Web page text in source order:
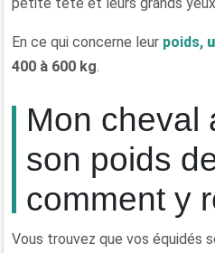
En ce qui concerne leur poids,
400 à 600 kg.
Mon cheval
son poids
comment y
Vous trouvez que vos équidés